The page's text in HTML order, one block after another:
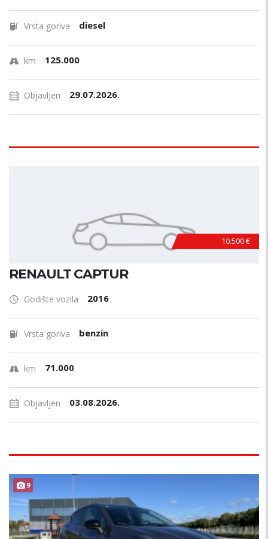
Vrsta goriva diesel
km 125.000
Objavljen 29.07.2026.
10.500 €
RENAULT CAPTUR
Godište vozila 2016
Vrsta goriva benzin
km 71.000
Objavljen 03.08.2026.
9 B
E
Z
U
L
A
G
A
N
J
A
!